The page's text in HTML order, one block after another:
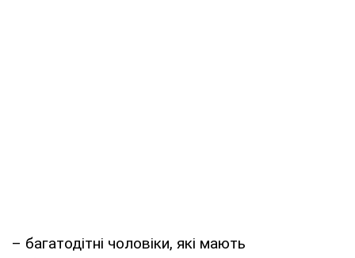
– багатодітні чоловіки, які мають